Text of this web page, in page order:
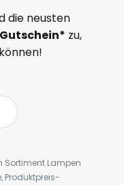
die neusten
zu,
Sortiment Lampen
Produktpreis-